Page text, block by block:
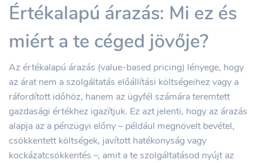
Értékalapú árazás: Mi ez és
miért a te céged jövője?
Az értékalapú árazás (value-based pricing) lényege, hogy
az árat nem a szolgáltatás előállítási költségeihez vagy a
ráfordított időhöz, hanem az ügyfél számára teremtett
gazdasági értékhez igazítjuk. Ez azt jelenti, hogy az árazás
alapja az a pénzügyi előny – például megnövelt bevétel,
csökkentett költségek, javított hatékonyság vagy
kockázatcsökkentés –, amit a te szolgáltatásod nyújt az